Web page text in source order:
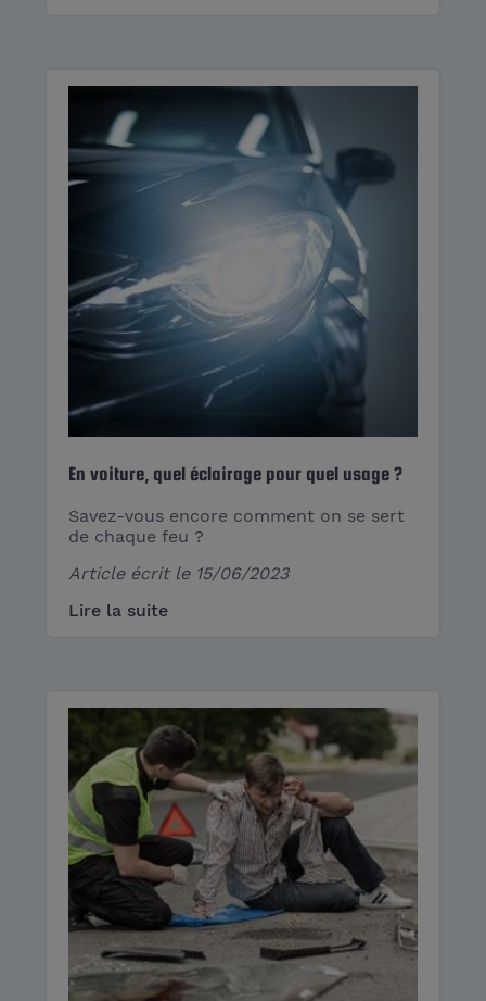
En voiture, quel éclairage pour quel usage ?
Savez-vous encore comment on se sert
de chaque feu ?
Article écrit le 15/06/2023
Lire la suite